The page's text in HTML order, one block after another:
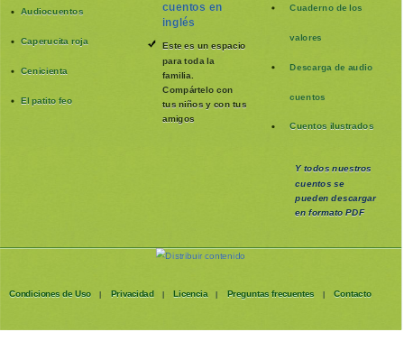
Audiocuentos
Caperucita roja
Cenicienta
El patito feo
cuentos en
inglés
Este es un espacio
para toda la
familia
Compártelo con
tus niños y con tus
amigos
Cuaderno de los
valores
Descarga de audio
cuentos
Cuentos ilustrados
Y todos nuestros
cuentos se
puedendescargar
en formato PDF
Condiciones de Uso | Privacidad | Licencia | Preguntas frecuentes | Contacto